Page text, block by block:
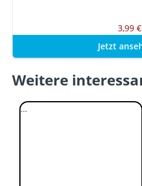
3,99 €
Jetzt
Weitere
…